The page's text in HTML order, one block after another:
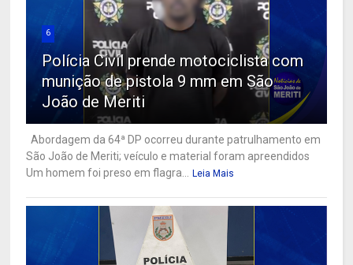
6
Polícia Civil prende motociclista com
munição de pistola 9 mm em São
João de Meriti
Abordagem da 64ª DP ocorreu durante patrulhamento em
São João de Meriti; veículo e material foram apreendidos
Um homem foi preso em flagra... Leia Mais